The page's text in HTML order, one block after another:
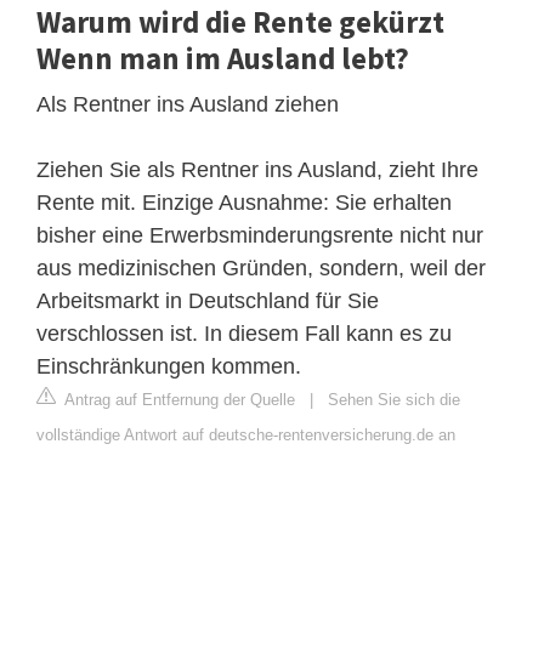
Warum wird die Rente gekürzt
Wenn man im Ausland lebt?
Als Rentner ins Ausland ziehen
Ziehen Sie als Rentner ins Ausland, zieht Ihre
Rente mit. Einzige Ausnahme: Sie erhalten
bisher eine Erwerbsminderungsrente nicht nur
aus medizinischen Gründen, sondern, weil der
Arbeitsmarkt in Deutschland für Sie
verschlossen ist. In diesem Fall kann es zu
Einschränkungen kommen.
Antrag auf Entfernung der Quelle | Sehen Sie sich die
vollständige Antwort auf deutsche-rentenversicherung.de an